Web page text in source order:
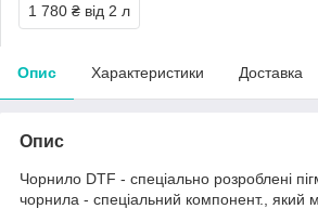
1 780 ₴ від 2 л
Опис Характеристики Доставка
Опис
Чорнило DTF - спеціально розроблені
чорнила - спеціальний компонент., який